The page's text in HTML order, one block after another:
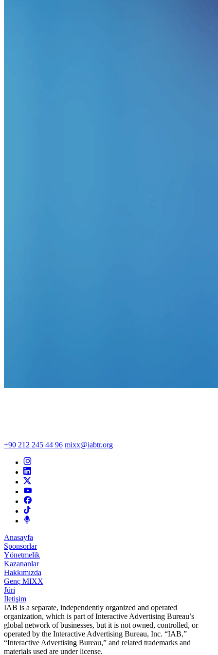
+90 212 245 44 96 mixx@iabtr.org
Anasayfa
Sponsorlar
Yönetmelik
Kazananlar
Hakkımızda
Genç MIXX
Jüri
İletişim
IAB is a separate, independently organized and operated
organization, which is part of Interactive Advertising Bureau’s
global network of businesses, but it is not owned, controlled, or
operated by the Interactive Advertising Bureau, Inc. “IAB,”
“Interactive Advertising Bureau,” and related trademarks and
materials used are under license.